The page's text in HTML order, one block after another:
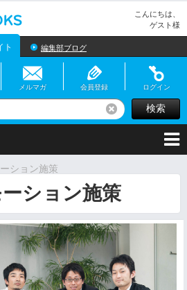
こんにちは、
ゲスト様
ト 編集部ブログ
メルマガ 会員登録 ログイン
リセット検索
ション施策
ション施策